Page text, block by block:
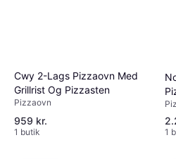
Cwy 2-Lags Pizzaovn Med
Grillrist Og Pizzasten
Pizzaovn
959 kr.
1 butik 1